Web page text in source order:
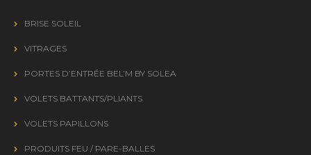
BRISE SOLEIL
VITRAGES
PORTES D’ENTRÉE BEL’M BY SOLEA
VOLETS BATTANTS/PLIANTS
VOLETS PAPILLONS
PRODUITS FEU / PARE-BALLES